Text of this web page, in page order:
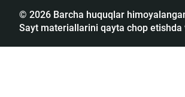
© 2026 Barcha huquqlar
Sayt materiallarini qayta chop